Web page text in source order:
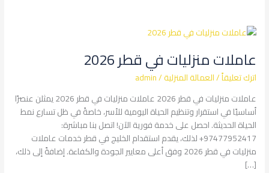
عاملات منزليات في قطر 2026
اترك تعليقاً/العمالة المنزلية/
admin
عاملات منزليات في قطر 2026 عاملات منزليات في قطر 2026 يمثلن عنصرًا
أساسيًا في استقرار وتنظيم الحياة اليومية للأسر، خاصةً في ظل تسارع نمط
الحياة الحديثة. احصل على خدمة فورية الآن! اتصل بنا مباشرة:
97477952417+ لذلك، يقدم استقدام الخليج في قطر خدمات عاملات
منزليات في قطر 2026 وفق أعلى معايير الجودة والكفاءة. إضافةً إلى ذلك،
[…]
عاملات
في
قطر
2026